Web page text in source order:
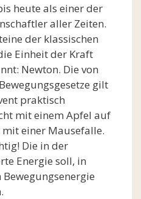
heute als einer der
aller Zeiten.
der klassischen
Einheit der Kraft
Newton. Die von
gilt
praktisch
mit einem Apfel auf
einer Mausefalle.
Die in der
Energie soll, in
Bewegungsenergie